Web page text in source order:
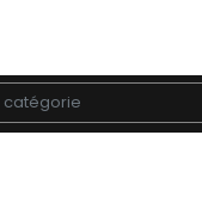
catégorie